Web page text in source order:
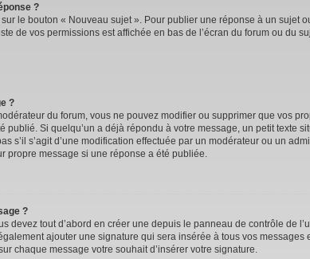
?
le bouton « Nouveau sujet ». Pour publier une réponse à un sujet
de vos permissions est affichée en bas de l’écran du forum ou du
?
du forum, vous ne pouvez modifier ou supprimer que vos
Si quelqu’un a déjà répondu à votre message, un petit texte
s’il s’agit d’une modification effectuée par un modérateur ou un
propre message si une réponse a été publiée.
?
devez tout d’abord en créer une depuis le panneau de contrôle de
ajouter une signature qui sera insérée à tous vos
chaque message votre souhait d’insérer votre signature.